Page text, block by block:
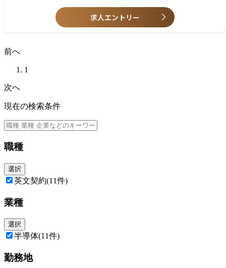
求人エントリー
前へ
1
次へ
現在の検索条件
職種
選択
英文契約(11件)
業種
選択
半導体(11件)
勤務地